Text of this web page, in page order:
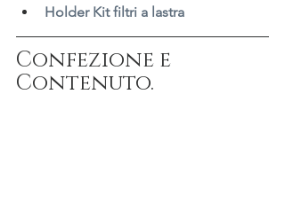
Holder Kit filtri a lastra
Confezione e
Contenuto.